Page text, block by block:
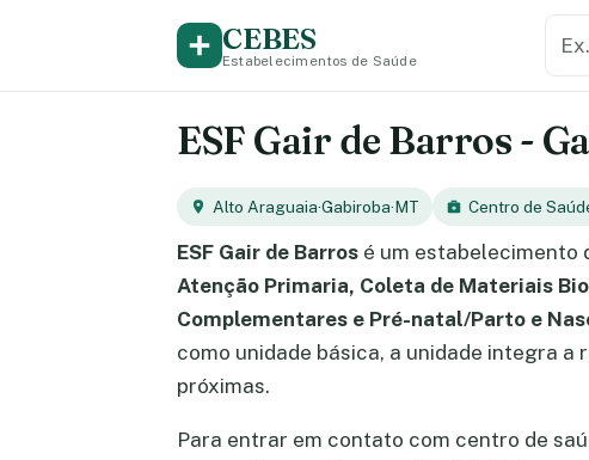
CEBES
Estabelecimentos de Saúde
ESF Gair de Barros -
Alto Araguaia·Gabiroba·MT Centro de
ESF Gair de Barros é um estabelecimento
Atenção Primaria, Coleta de Materiais
Complementares e Pré-natal/Parto e
como unidade básica, a unidade integra a
próximas.
Para entrar em contato com centro de